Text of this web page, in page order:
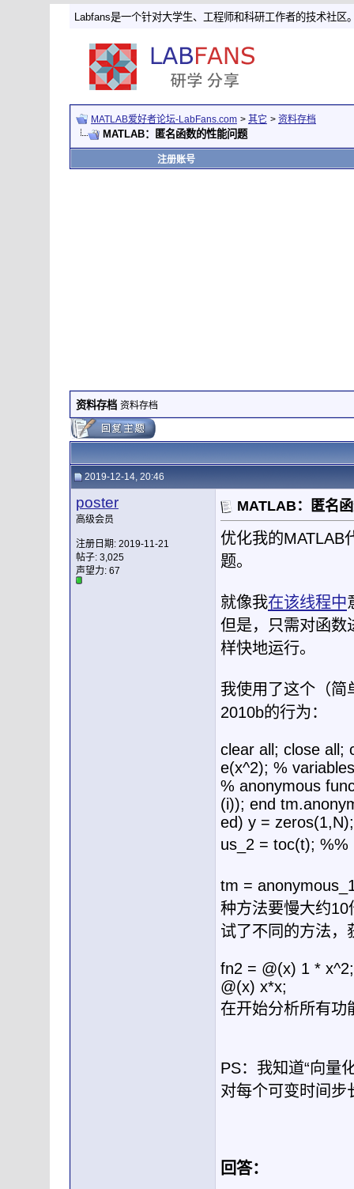
Labfans是一个针对大学生、工程师和科研工作者的技术社区
MATLAB爱好者论坛-LabFans.com > 其它 > 资料存档
MATLAB：匿名函数的性能问题
注册账号
资料存档 资料存档
2019-12-14, 20:46
poster
高级会员
注册日期: 2019-11-21
帖子: 3,025
声望力: 67
MATLAB：匿名
优化我的MATLAB
题。
就像我在该线程中
但是，只需对函数
样快地运行。
我使用了这个（简
2010b的行为：
clear all; close all;
e(x^2); %
% anonymous
(i)); end
ed) y =
us_2 = toc(t); %%
tm =
种方法要慢大约
试了不同的方法，
fn2 = @(x) 1 *
@(x) x*x;
在开始分析所有功
PS：我知道“向量
对每个可变时间步
回答：